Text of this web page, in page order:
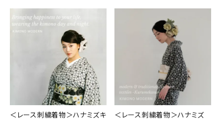
＜レース刺繍着物＞ハナミズキ
＜レース刺繍着物＞ハナミズ